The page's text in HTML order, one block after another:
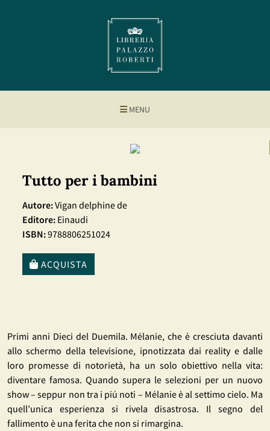
MENU
Tutto per i bambini
Autore:Vigan delphine de
Editore: Einaudi
ISBN:9788806251024
ACQUISTA
Primi anni Dieci del Duemila. Mélanie, che è cresciuta davanti
allo schermo della televisione, ipnotizzata dai reality e dalle
loro promesse di notorietà, ha un solo obiettivo nella vita:
diventare famosa. Quando supera le selezioni per un nuovo
show – seppur non tra i piú noti – Mélanie è al settimo cielo. Ma
quell’unica esperienza si rivela disastrosa. Il segno del
fallimento è una ferita che non si rimargina.